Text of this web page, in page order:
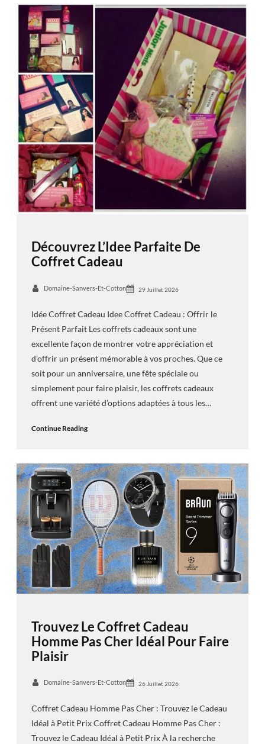
Découvrez L’Idee Parfaite De
Coffret Cadeau
Domaine-Sanvers-Et-Cotton 29 Juillet 2026
Idée Coffret Cadeau Idee Coffret Cadeau : Offrir le
Présent Parfait Les coffrets cadeaux sont une
excellente façon de montrer votre appréciation et
d’offrir un présent mémorable à vos proches. Que ce
soit pour un anniversaire, une fête spéciale ou
simplement pour faire plaisir, les coffrets cadeaux
offrent une variété d’options adaptées à tous les…
Continue Reading
Trouvez Le Coffret Cadeau
Homme Pas Cher Idéal Pour Faire
Plaisir
Domaine-Sanvers-Et-Cotton 26 Juillet 2026
Coffret Cadeau Homme Pas Cher : Trouvez le Cadeau
Idéal à Petit Prix Coffret Cadeau Homme Pas Cher :
Trouvez le Cadeau Idéal à Petit Prix À la recherche